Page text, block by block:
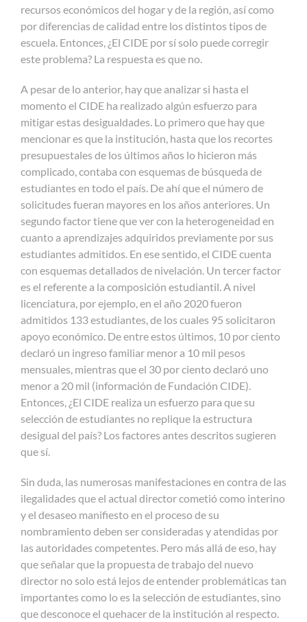
recursos económicos del hogar y de la región, así como
por diferencias de calidad entre los distintos tipos de
escuela. Entonces, ¿El CIDE por sí solo puede corregir
este problema? La respuesta es que no.
A pesar de lo anterior, hay que analizar si hasta el
momento el CIDE ha realizado algún esfuerzo para
mitigar estas desigualdades. Lo primero que hay que
mencionar es que la institución, hasta que los recortes
presupuestales de los últimos años lo hicieron más
complicado, contaba con esquemas de búsqueda de
estudiantes en todo el país. De ahí que el número de
solicitudes fueran mayores en los años anteriores. Un
segundo factor tiene que ver con la heterogeneidad en
cuanto a aprendizajes adquiridos previamente por sus
estudiantes admitidos. En ese sentido, el CIDE cuenta
con esquemas detallados de nivelación. Un tercer factor
es el referente a la composición estudiantil. A nivel
licenciatura, por ejemplo, en el año 2020 fueron
admitidos 133 estudiantes, de los cuales 95 solicitaron
apoyo económico. De entre estos últimos, 10 por ciento
declaró un ingreso familiar menor a 10 mil pesos
mensuales, mientras que el 30 por ciento declaró uno
menor a 20 mil (información de Fundación CIDE).
Entonces, ¿El CIDE realiza un esfuerzo para que su
selección de estudiantes no replique la estructura
desigual del país? Los factores antes descritos sugieren
que sí.
Sin duda, las numerosas manifestaciones en contra de las
ilegalidades que el actual director cometió como interino
y el desaseo manifiesto en el proceso de su
nombramiento deben ser consideradas y atendidas por
las autoridades competentes. Pero más allá de eso, hay
que señalar que la propuesta de trabajo del nuevo
director no solo está lejos de entender problemáticas tan
importantes como lo es la selección de estudiantes, sino
que desconoce el quehacer de la institución al respecto.